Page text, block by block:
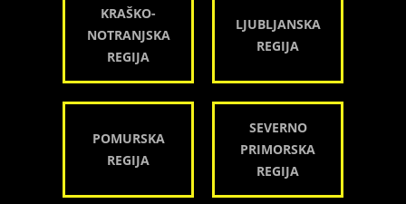
KRAŠKO-
NOTRANJSKA
REGIJA
LJUBLJANSKA
REGIJA
POMURSKA
REGIJA
SEVERNO
PRIMORSKA
REGIJA